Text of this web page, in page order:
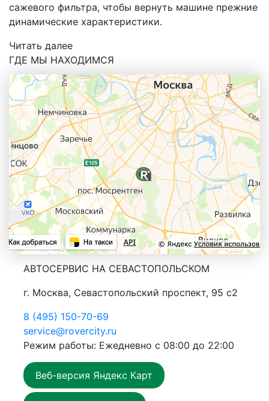
сажевого фильтра, чтобы вернуть машине прежние
динамические характеристики.
Читать далее
ГДЕ МЫ НАХОДИМСЯ
АВТОСЕРВИС НА СЕВАСТОПОЛЬСКОМ
г. Москва, Севастопольский проспект, 95 с2
8 (495) 150-70-69
service@rovercity.ru
Режим работы: Ежедневно с 08:00 до 22:00
Веб-версия Яндекс Карт